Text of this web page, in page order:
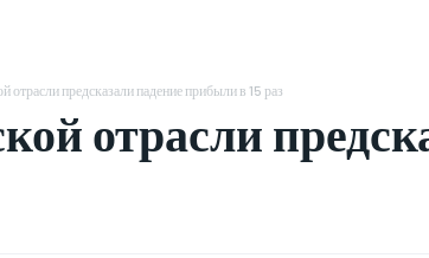
отрасли предсказали падение прибыли в 15 раз
отрасли